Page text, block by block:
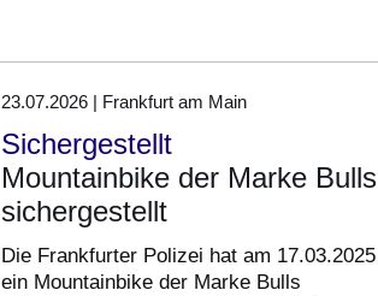
23.07.2026 | Frankfurt am Main
Sichergestellt
Mountainbike der Marke Bulls
sichergestellt
Die Frankfurter Polizei hat am 17.03.2025
ein Mountainbike der Marke Bulls